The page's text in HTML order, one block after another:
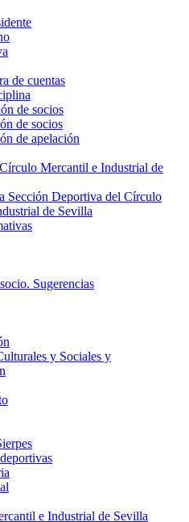
de cuentas
de socios
de socios
de apelación
Mercantil e Industrial de
Sección Deportiva del Círculo
de Sevilla
Sugerencias
y Sociales y
e Industrial de Sevilla